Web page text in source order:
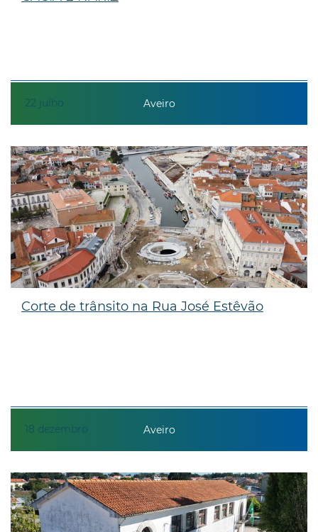
22 julho Aveiro
18 dezembro
Corte de trânsito na Rua José Estêvão
Aveiro